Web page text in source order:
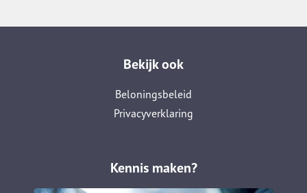
Bekijk ook
Beloningsbeleid
Privacyverklaring
Kennis maken?